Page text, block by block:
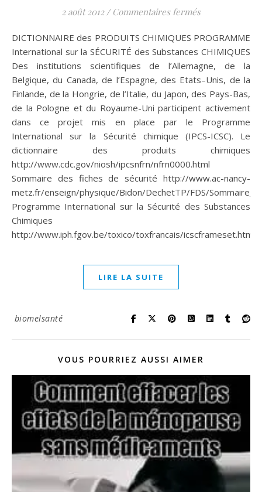
2 août 2012 / Commentaires ferméssur
DICTIONNAIRE des PRODUITS CHIMIQUES PROGRAMME
International sur la SÉCURITÉ des Substances CHIMIQUES
Des institutions scientifiques de l’Allemagne, de la
Belgique, du Canada, de l’Espagne, des Etats–Unis, de la
Finlande, de la Hongrie, de l’Italie, du Japon, des Pays-Bas,
de la Pologne et du Royaume-Uni participent activement
dans ce projet mis en place par le Programme
International sur la Sécurité chimique (IPCS-ICSC). Le
dictionnaire des produits chimiques
http://www.cdc.gov/niosh/ipcsnfrn/nfrn0000.html
Sommaire des fiches de sécurité http://www.ac-nancy-
metz.fr/enseign/physique/Bidon/DechetTP/FDS/
Programme International sur la Sécurité des Substances
Chimiques
http://www.iph.fgov.be/toxico/toxfrancais/icscframeset.htm
LIRE LA SUITE
biomelsanté
VOUS POURRIEZ AUSSI AIMER